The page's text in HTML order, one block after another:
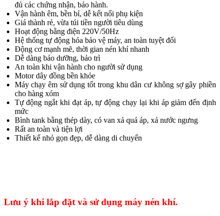
đủ các chứng nhận, bảo hành.
Vận hành êm, bền bỉ, dễ kết nối phụ kiện
Giá thành rẻ, vừa túi tiền người tiêu dùng
Hoạt động bằng điện 220V/50Hz
Hệ thống tự động hóa bảo vệ máy, an toàn tuyệt đối
Động cơ mạnh mẽ, thời gian nén khí nhanh
Dễ dàng bảo dưỡng, bảo trì
An toàn khi vận hành cho người sử dụng
Motor dây đồng bền khỏe
Máy chạy êm sử dụng tốt trong khu dân cư không sợ gây phiền
cho hàng xóm
Tự động ngắt khi đạt áp, tự động chạy lại khi áp giảm đến định
mức
Bình tank bằng thép dày, có van xả quá áp, xả nước ngưng
Rất an toàn và tiện lợi
Thiết kế nhỏ gọn đẹp, dễ dàng di chuyển
Lưu ý khi lắp đặt và sử dụng máy nén khí.